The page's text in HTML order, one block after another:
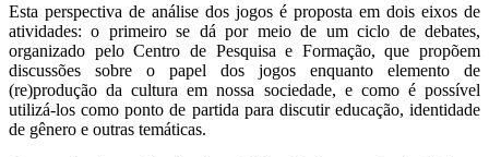
Esta perspectiva de análise dos jogos é proposta em dois eixos de
atividades: o primeiro se dá por meio de um ciclo de debates,
organizado pelo Centro de Pesquisa e Formação, que propõem
discussões sobre o papel dos jogos enquanto elemento de
(re)produção da cultura em nossa sociedade, e como é possível
utilizá-los como ponto de partida para discutir educação, identidade
de gênero e outras temáticas.